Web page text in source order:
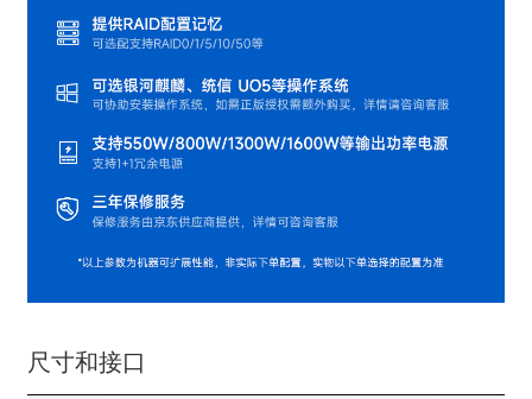
尺寸和接口